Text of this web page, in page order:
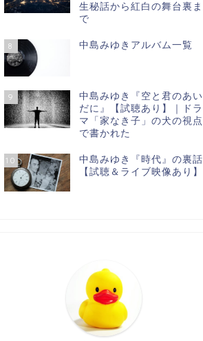
生秘話から紅白の舞台裏ま
で
8 中島みゆきアルバム一覧
9
中島みゆき『空と君のあい
だに』【試聴あり】｜ドラ
マ「家なき子」の犬の視点
で書かれた
10
中島みゆき『時代』の裏話
【試聴＆ライブ映像あり】